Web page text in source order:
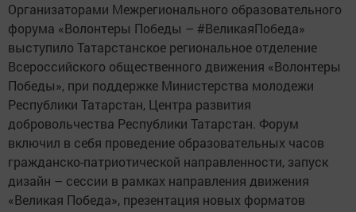
Организаторами Межрегионального образовательного
форума «Волонтеры Победы – #ВеликаяПобеда»
выступило Татарстанское региональное отделение
Всероссийского общественного движения «Волонтеры
Победы», при поддержке Министерства молодежи
Республики Татарстан, Центра развития
добровольчества Республики Татарстан. Форум
включил в себя проведение образовательных часов
гражданско-патриотической направленности, запуск
дизайн – сессии в рамках направления движения
«Великая Победа», презентация новых форматов